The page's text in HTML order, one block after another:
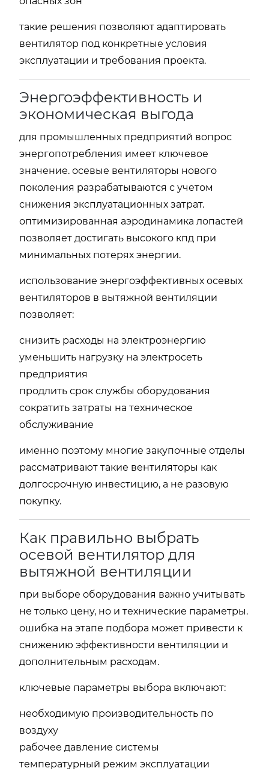
такие решения позволяют адаптировать
вентилятор под конкретные условия
эксплуатации и требования проекта.
Энергоэффективность и
экономическая выгода
для промышленных предприятий вопрос
энергопотребления имеет ключевое
значение. осевые вентиляторы нового
поколения разрабатываются с учетом
снижения эксплуатационных затрат.
оптимизированная аэродинамика лопастей
позволяет достигать высокого кпд при
минимальных потерях энергии.
использование энергоэффективных осевых
вентиляторов в вытяжной вентиляции
позволяет:
снизить расходы на электроэнергию
уменьшить нагрузку на электросеть
предприятия
продлить срок службы оборудования
сократить затраты на техническое
обслуживание
именно поэтому многие закупочные отделы
рассматривают такие вентиляторы как
долгосрочную инвестицию, а не разовую
покупку.
Как правильно выбрать
осевой вентилятор для
вытяжной вентиляции
при выборе оборудования важно учитывать
не только цену, но и технические параметры.
ошибка на этапе подбора может привести к
снижению эффективности вентиляции и
дополнительным расходам.
ключевые параметры выбора включают:
необходимую производительность по
воздуху
рабочее давление системы
температурный режим эксплуатации